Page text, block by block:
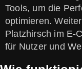
Tools, um die
optimieren.
Platzhirsch im E-
für Nutzer und